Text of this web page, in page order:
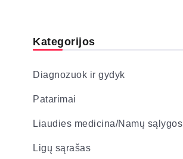
Kategorijos
Diagnozuok ir gydyk
Patarimai
Liaudies medicina/Namų sąlygos
Ligų sąrašas